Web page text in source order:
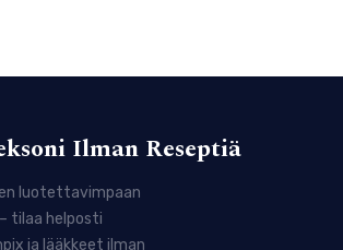
Ilman Reseptiä
luotettavimpaan
tilaa helposti
ja lääkkeet ilman